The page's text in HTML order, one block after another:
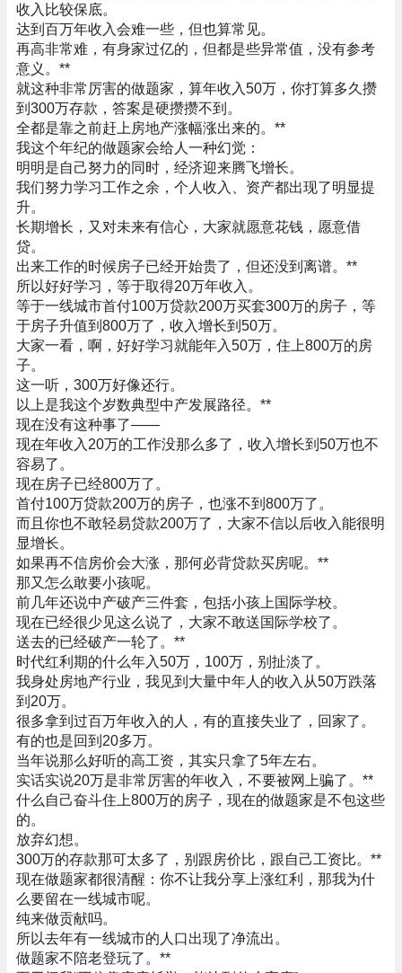
收入比较保底。
达到百万年收入会难一些，但也算常见。
再高非常难，有身家过亿的，但都是些异常值，没有参考
意义。 **
就这种非常厉害的做题家，算年收入50万，你打算多久攒
到300万存款，答案是硬攒攒不到。
全都是靠之前赶上房地产涨幅涨出来的。 **
我这个年纪的做题家会给人一种幻觉：
明明是自己努力的同时，经济迎来腾飞增长。
我们努力学习工作之余，个人收入、资产都出现了明显提
升。
长期增长，又对未来有信心，大家就愿意花钱，愿意借
贷。
出来工作的时候房子已经开始贵了，但还没到离谱。 **
所以好好学习，等于取得20万年收入。
等于一线城市首付100万贷款200万买套300万的房子，等
于房子升值到800万了，收入增长到50万。
大家一看，啊，好好学习就能年入50万，住上800万的房
子。
这一听，300万好像还行。
以上是我这个岁数典型中产发展路径。 **
现在没有这种事了——
现在年收入20万的工作没那么多了，收入增长到50万也不
容易了。
现在房子已经800万了。
首付100万贷款200万的房子，也涨不到800万了。
而且你也不敢轻易贷款200万了，大家不信以后收入能很明
显增长。
如果再不信房价会大涨，那何必背贷款买房呢。 **
那又怎么敢要小孩呢。
前几年还说中产破产三件套，包括小孩上国际学校。
现在已经很少见这么说了，大家不敢送国际学校了。
送去的已经破产一轮了。 **
时代红利期的什么年入50万，100万，别扯淡了。
我身处房地产行业，我见到大量中年人的收入从50万跌落
到20万。
很多拿到过百万年收入的人，有的直接失业了，回家了。
有的也是回到20多万。
当年说那么好听的高工资，其实只拿了5年左右。
实话实说20万是非常厉害的年收入，不要被网上骗了。 **
什么自己奋斗住上800万的房子，现在的做题家是不包这些
的。
放弃幻想。
300万的存款那可太多了，别跟房价比，跟自己工资比。 **
现在做题家都很清醒：你不让我分享上涨红利，那我为什
么要留在一线城市呢。
纯来做贡献吗。
所以去年有一线城市的人口出现了净流出。
做题家不陪老登玩了。 **